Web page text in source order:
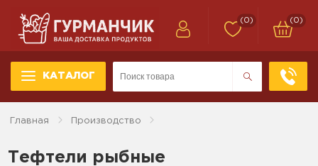
КАТАЛОГ
(0) (0)
Главная Производство
Тефтели рыбные